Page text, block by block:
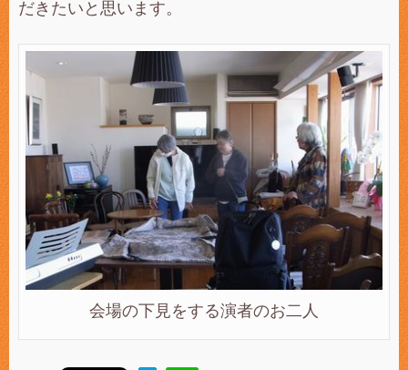
だきたいと思います。
会場の下見をする演者のお二人